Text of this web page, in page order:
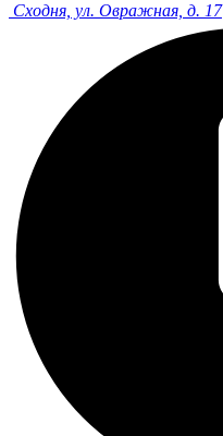
Сходня, ул. Овражная, д. 17